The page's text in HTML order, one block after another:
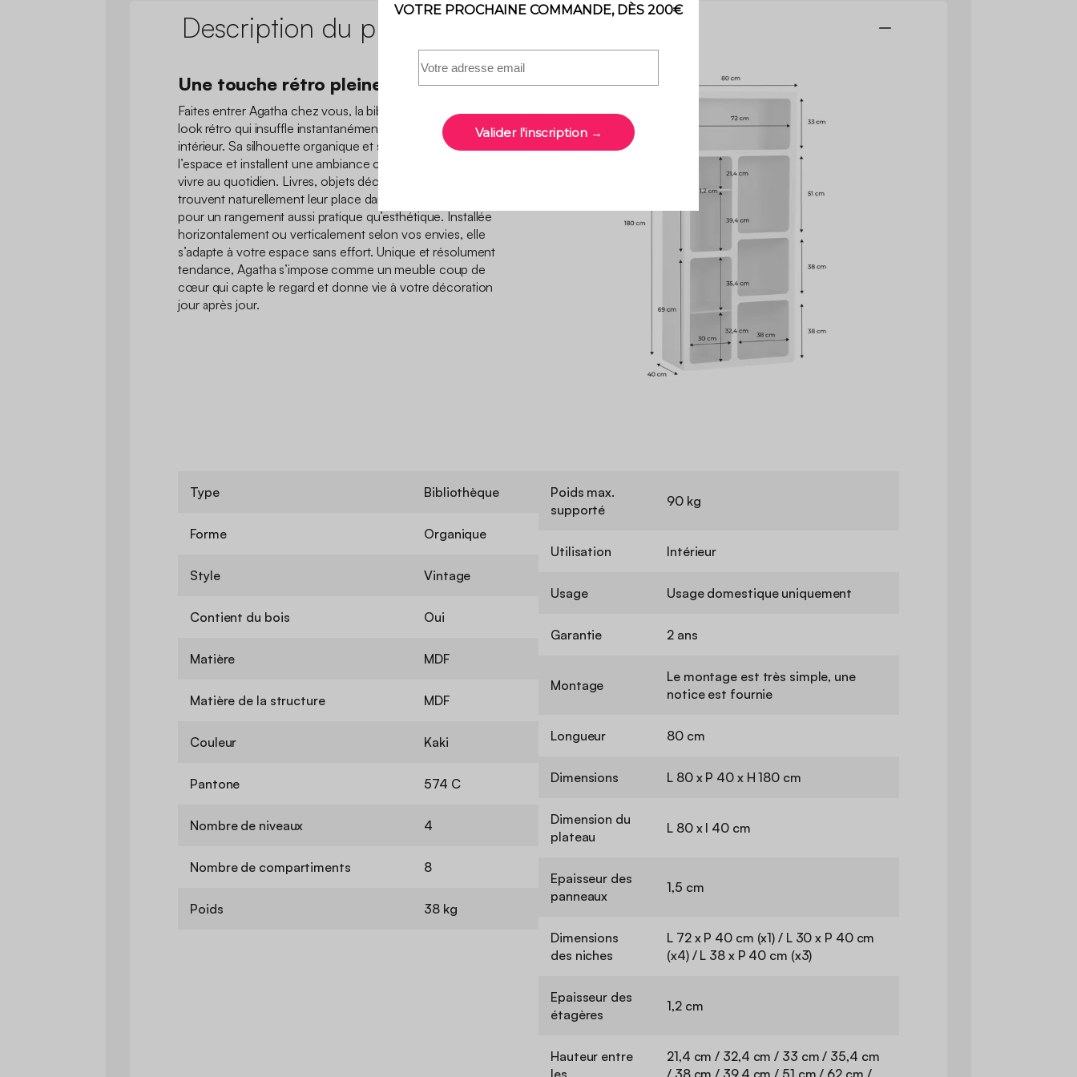
Description du produit
Une touche rétro pleine de charme
Faites entrer Agatha chez vous, la bibliothèque vintage au
look rétro qui insuffle instantanément du caractère à votre
intérieur. Sa silhouette organique et ses couleurs dynamisent
l’espace et installent une ambiance chaleureuse, facile à
vivre au quotidien. Livres, objets déco et petits trésors
trouvent naturellement leur place dans ses 8 compartiments,
pour un rangement aussi pratique qu’esthétique. Installée
horizontalement ou verticalement selon vos envies, elle
s’adapte à votre espace sans effort. Unique et résolument
tendance, Agatha s’impose comme un meuble coup de
cœur qui capte le regard et donne vie à votre décoration
jour après jour.
Type Bibliothèque
Forme Organique
Style Vintage
Contient du bois Oui
Matière MDF
Matière de la structure MDF
Couleur Kaki
Pantone 574 C
Nombre de niveaux 4
Nombre de compartiments 8
Poids 38 kg
Poids max.
supporté
90 kg
Utilisation Intérieur
Usage Usage domestique uniquement
Garantie 2 ans
Montage
Le montage est très simple, une
notice est fournie
Longueur 80 cm
Dimensions L 80 x P 40 x H 180 cm
Dimension du
plateau
L 80 x l 40 cm
Epaisseur des
panneaux
1,5 cm
Dimensions
des niches
L 72 x P 40 cm (x1) / L 30 x P 40 cm
(x4) / L 38 x P 40 cm (x3)
Epaisseur des
étagères
1,2 cm
Hauteur entre
les
21,4 cm / 32,4 cm / 33 cm / 35,4 cm
/ 38 cm / 39,4 cm / 51 cm / 62 cm /